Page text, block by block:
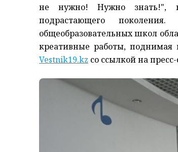
не нужно! Нужно знать!",
подрастающего
общеобразовательных школ
креативные работы, поднимая
Vestnik19.kz со ссылкой на